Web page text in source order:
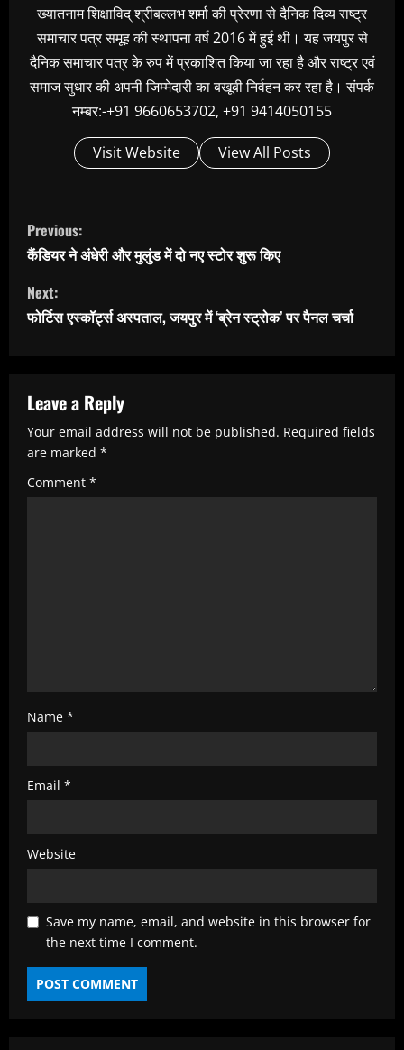
ख्यातनाम शिक्षाविद् श्रीबल्लभ शर्मा की प्रेरणा से दैनिक दिव्य राष्ट्र
समाचार पत्र समूह की स्थापना वर्ष 2016 में हुई थी। यह जयपुर से
दैनिक समाचार पत्र के रुप में प्रकाशित किया जा रहा है और राष्ट्र एवं
समाज सुधार की अपनी जिम्मेदारी का बखूबी निर्वहन कर रहा है। संपर्क
नम्बर:-+91 9660653702, +91 9414050155
Visit Website View All Posts
C
o
n
t
u
e
R
e
Previous:
कैंडियर ने अंधेरी और मुलुंड में दो नए स्टोर शुरू किए
Next:
फोर्टिस एस्कॉर्ट्स अस्पताल, जयपुर में ‘ब्रेन स्ट्रोक’ पर पैनल चर्चा
Leave a Reply
Your email address will not be published. Required fields
are marked *
Comment *
Name *
Email *
Website
Save my name, email, and website in this browser for
the next time I comment.